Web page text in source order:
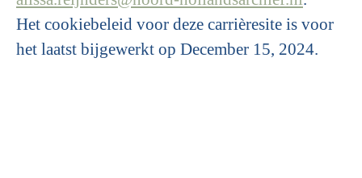
Het cookiebeleid voor deze carrièresite is voor
het laatst bijgewerkt op December 15, 2024.